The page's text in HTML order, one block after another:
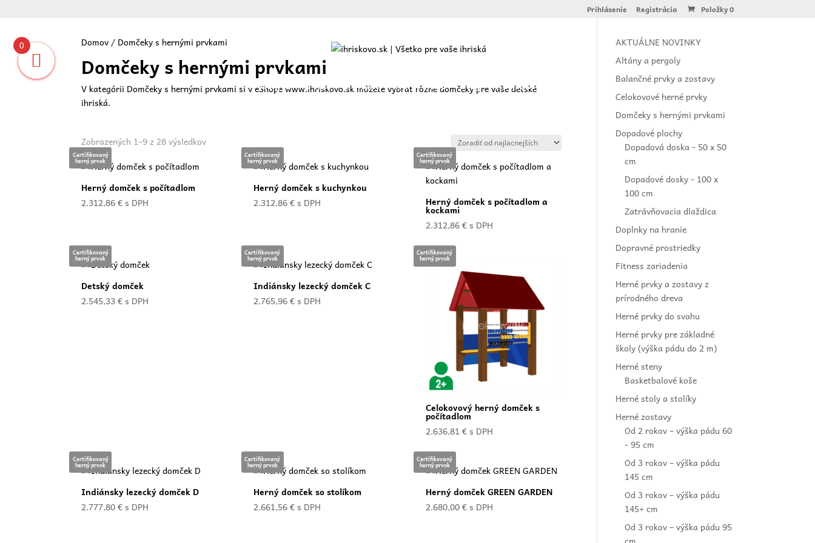
Prihlásenie Registrácia Položky 0
Vitajte O nás Ponuka Referencie Blog Kontakt
Domov / Domčeky s hernými prvkami
Domčeky s hernými prvkami
V kategórii Domčeky s hernými prvkami si v eShopewww.ihriskovo.sk môžete vybrať rôzne domčeky pre vaše detské
ihriská.
Zobrazených 1–9 z 28 výsledkovZoradené
Certifikovaný
herný prvok
Herný domček s počítadlom
2.312,86€ s DPH
Certifikovaný
herný prvok
Herný domček s kuchynkou
2.312,86€ s DPH
Certifikovaný
herný prvok
Herný domček s počítadlom a
kockami
2.312,86€ s DPH
Certifikovaný
herný prvok
Detský domček
2.545,33€ s DPH
Certifikovaný
herný prvok
Indiánsky lezecký domček C
2.765,96€ s DPH
Certifikovaný
herný prvok
Celokovový herný domček s
počítadlom
2.636,81 € s DPH
Certifikovaný
herný prvok
Indiánsky lezecký domček D
2.777,80€ s DPH
Certifikovaný
herný prvok
Herný domček so stolíkom
2.661,56€ s DPH
Certifikovaný
herný prvok
Herný domček GREEN GARDEN
2.680,00€ s DPH
AKTUÁLNE NOVINKY
Altány a pergoly
Balančné prvky a zostavy
Celokovové herné prvky
Domčeky s hernými prvkami
Dopadové plochy
Dopadová doska - 50 x 50
cm
Dopadové dosky - 100 x
100 cm
Zatrávňovacia dlaždica
Doplnky na hranie
Dopravné prostriedky
Fitness zariadenia
Herné prvky a zostavy z
prírodného dreva
Herné prvky do svahu
Herné prvky pre základné
školy (výška pádu do 2 m)
Herné steny
Basketbalové koše
Herné stoly a stolíky
Herné zostavy
Od 2 rokov – výška pádu 60
- 95 cm
Od 3 rokov – výška pádu
145 cm
Od 3 rokov – výška pádu
145+ cm
Od 3 rokov – výška pádu 95
0